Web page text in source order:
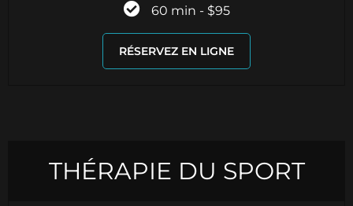
60 min - $95
RÉSERVEZ EN LIGNE
THÉRAPIE DU SPORT